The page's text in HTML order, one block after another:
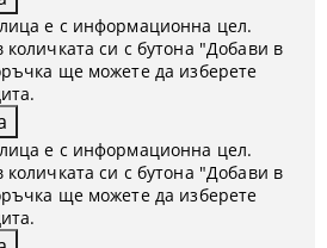
е с информационна цел.
количката си с бутона "Добави в
ще можете да изберете
е с информационна цел.
количката си с бутона "Добави в
ще можете да изберете